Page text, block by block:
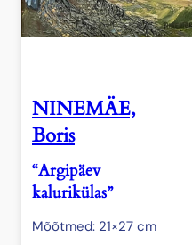
NINEMÄE,
Boris
“Argipäev
kalurikülas”
Mõõtmed: 21×27 cm